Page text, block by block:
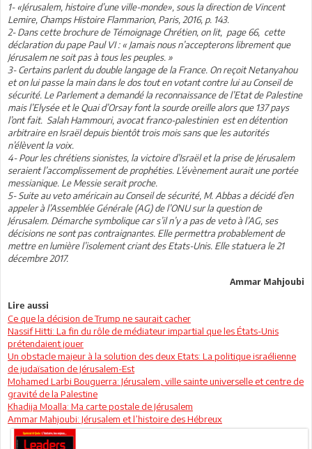
1- «Jérusalem, histoire d’une ville-monde», sous la direction de Vincent
Lemire, Champs Histoire Flammarion, Paris, 2016, p. 143.
2- Dans cette brochure de Témoignage Chrétien, on lit, page 66, cette
déclaration du pape Paul VI : « Jamais nous n’accepterons librement que
Jérusalem ne soit pas à tous les peuples. »
3- Certains parlent du double langage de la France. On reçoit Netanyahou
et on lui passe la main dans le dos tout en votant contre lui au Conseil de
sécurité. Le Parlement a demandé la reconnaissance de l’Etat de Palestine
mais l’Elysée et le Quai d’Orsay font la sourde oreille alors que 137 pays
l’ont fait. Salah Hammouri, avocat franco-palestinien est en détention
arbitraire en Israël depuis bientôt trois mois sans que les autorités
n’élèvent la voix.
4- Pour les chrétiens sionistes, la victoire d’Israël et la prise de Jérusalem
seraient l’accomplissement de prophéties. L’évènement aurait une portée
messianique. Le Messie serait proche.
5- Suite au veto américain au Conseil de sécurité, M. Abbas a décidé d’en
appeler à l’Assemblée Générale (AG) de l’ONU sur la question de
Jérusalem. Démarche symbolique car s’il n’y a pas de veto à l’AG, ses
décisions ne sont pas contraignantes. Elle permettra probablement de
mettre en lumière l’isolement criant des Etats-Unis. Elle statuera le 21
décembre 2017.
Ammar Mahjoubi
Lire aussi
Ce que la décision de Trump ne saurait cacher
Nassif Hitti: La fin du rôle de médiateur impartial que les États-Unis
prétendaient jouer
Un obstacle majeur à la solution des deux Etats: La politique israélienne
de judaïsation de Jérusalem-Est
Mohamed Larbi Bouguerra: Jérusalem, ville sainte universelle et centre de
gravité de la Palestine
Khadija Moalla: Ma carte postale de Jérusalem
Ammar Mahjoubi: Jérusalem et l’histoire des Hébreux